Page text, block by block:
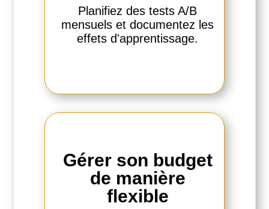
Planifiez des tests A/B
mensuels et documentez les
effets d'apprentissage.
Gérer son budget
de manière
flexible